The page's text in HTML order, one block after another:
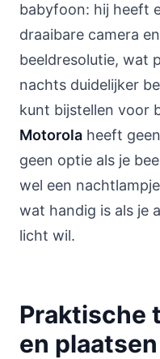
babyfoon: hij heeft
draaibare camera
beeldresolutie, wat
nachts duidelijker
kunt bijstellen voor
Motorola heeft
geen optie als je
wel een
wat handig is als je
licht wil.
Praktische
en plaatsen